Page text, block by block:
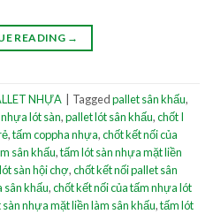
READING →
NHỰA Taggedpallet sân khấu,
lót sàn,pallet lót sân khấu,chốt I
,tấm coppha nhựa,chốt kết nối của
sân khấu,tấm lót sàn nhựa mặt liền
sàn hội chợ,chốt kết nối pallet sân
sân khấu,chốt kết nối của tấm nhựa lót
nhựa mặt liền làm sân khấu,tấm lót